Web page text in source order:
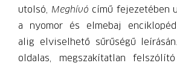
utolsó, Meghívó című fejezetében
a nyomor és elmebaj
alig elviselhető sűrűségű
oldalas, megszakítatlan